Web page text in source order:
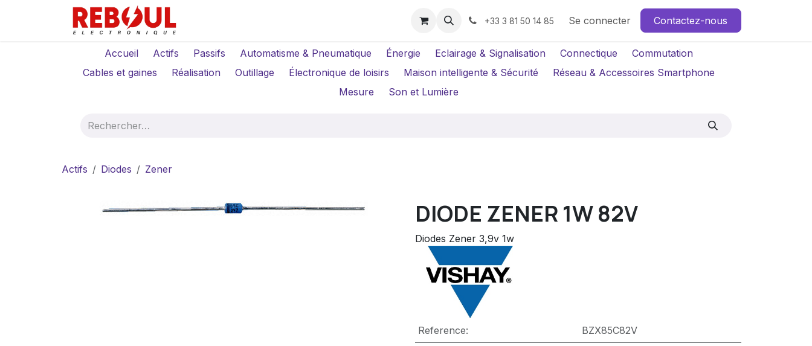
Se rendre au contenu
Location Caméras +33 3 81 50 14 85 Se connecter Contactez-nous
Accueil Actifs Passifs Automatisme & Pneumatique Énergie Eclairage & Signalisation Connectique
Commutation
Cables et gaines
Réalisation Outillage Électronique de loisirs Maison intelligente & Sécurité
Réseau & Accessoires Smartphone
Mesure
Son et Lumière
Actifs Diodes Zener
DIODE ZENER 1W 82V
Diodes Zener 3,9v 1w
Reference: BZX85C82V